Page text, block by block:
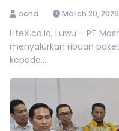
ocha March 20, 2026
LiteX.co.id, Luwu – PT
menyalurkan ribuan
kepada...